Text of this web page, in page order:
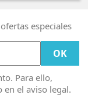
especiales
Para ello,
el aviso legal.